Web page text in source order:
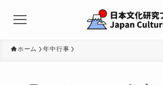
ホーム 年中行事